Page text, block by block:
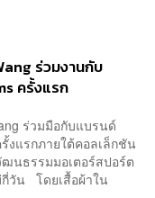
ร่วมงานกับ
ครั้งแรก
ร่วมมือกับแบรนด์
งแรกภายใต้คอลเล็กชัน
นธรรมมอเตอร์สปอร์ต
วัน โดยเสื้อผ้าใน